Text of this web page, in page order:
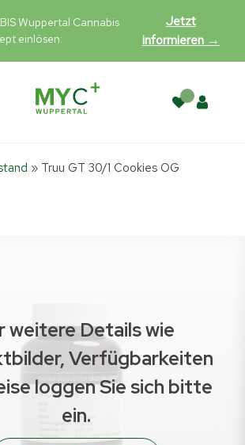
Wuppertal Cannabis
einlösen:
Jetzt
informieren →
» Truu GT 30/1 Cookies OG
weitere Details wie
Verfügbarkeiten
loggen Sie sich bitte
ein.